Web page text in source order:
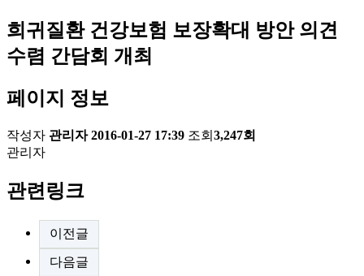
희귀질환 건강보험 보장확대 방안 의견
수렴 간담회 개최
페이지 정보
작성자 관리자 2016-01-27 17:39 조회 3,247회
관리자
관련링크
이전글
다음글